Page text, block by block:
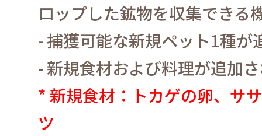
ロップした鉱物を収集できる
- 捕獲可能な新規ペット1種が
-新規食材および料理が追加
* 新規食材：トカゲの卵、サ
ツ